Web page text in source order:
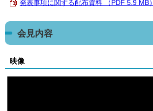
発表事項に関する配布資料 （PDF 5.9 MB）
会見内容
映像